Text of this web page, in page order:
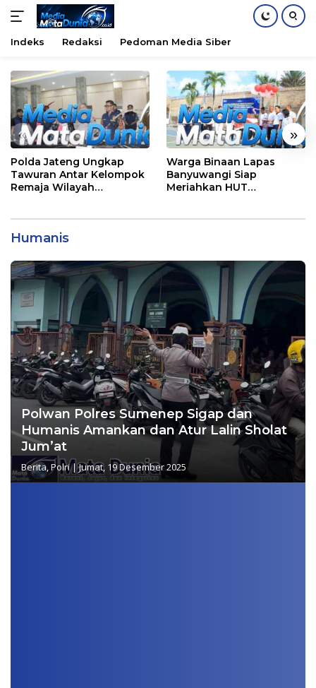
konten
Indeks Redaksi Pedoman Media Siber
« »
Polda Jateng Ungkap
Tawuran Antar Kelompok
Remaja Wilayah
Warga Binaan Lapas
Banyuwangi Siap
Meriahkan HUT
Humanis
Polwan Polres Sumenep Sigap dan
Humanis Amankan dan Atur Lalin Sholat
Jum’at
Berita,Polri|Jumat, 19 Desember 2025